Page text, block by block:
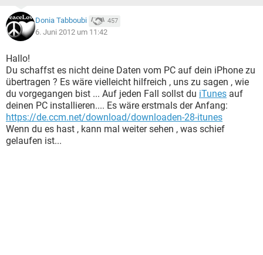
Donia Tabboubi 457
6. Juni 2012 um 11:42
Hallo!
Du schaffst es nicht deine Daten vom PC auf dein iPhone zu
übertragen ? Es wäre vielleicht hilfreich , uns zu sagen , wie
du vorgegangen bist ... Auf jeden Fall sollst du iTunes auf
deinen PC installieren.... Es wäre erstmals der Anfang:
https://de.ccm.net/download/downloaden-28-itunes
Wenn du es hast , kann mal weiter sehen , was schief
gelaufen ist...